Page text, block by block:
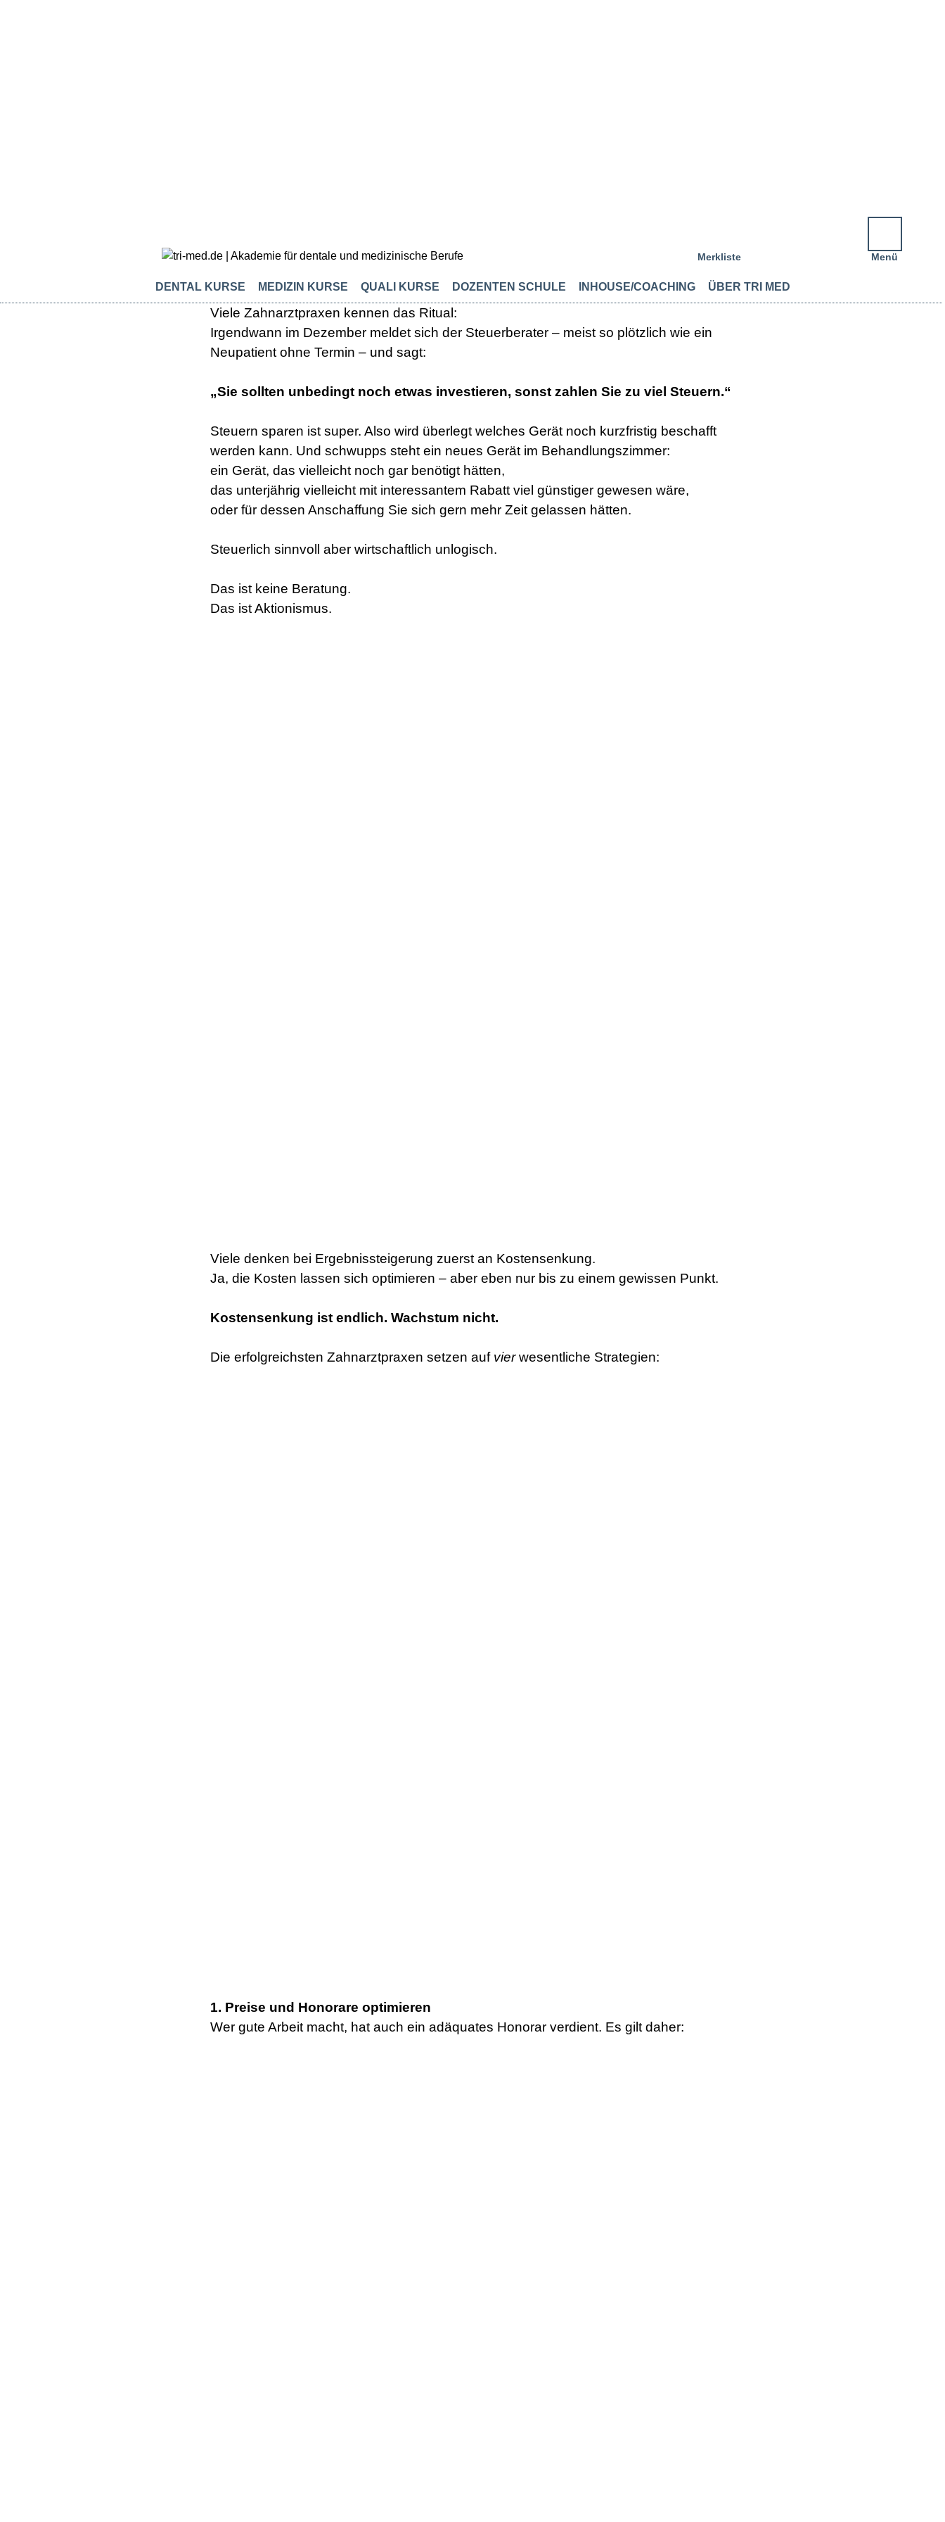
Merkliste Menü
DENTAL KURSE MEDIZIN KURSE QUALI KURSE DOZENTEN SCHULE INHOUSE/COACHING ÜBER TRI MED
DEINE MERKLISTE
Viele Zahnarztpraxen kennen das Ritual:
Irgendwann im Dezember meldet sich der Steuerberater – meist so plötzlich wie ein
Neupatient ohne Termin – und sagt:
„Sie sollten unbedingt noch etwas investieren, sonst zahlen Sie zu viel Steuern.“
Steuern sparen ist super. Also wird überlegt welches Gerät noch kurzfristig beschafft
werden kann. Und schwupps steht ein neues Gerät im Behandlungszimmer:
ein Gerät, das vielleicht noch gar benötigt hätten,
das unterjährig vielleicht mit interessantem Rabatt viel günstiger gewesen wäre,
oder für dessen Anschaffung Sie sich gern mehr Zeit gelassen hätten.
Steuerlich sinnvoll aber wirtschaftlich unlogisch.
Das ist keine Beratung.
Das ist Aktionismus.
Viele denken bei Ergebnissteigerung zuerst an Kostensenkung.
Ja, die Kosten lassen sich optimieren – aber eben nur bis zu einem gewissen Punkt.
Kostensenkung ist endlich. Wachstum nicht.
Die erfolgreichsten Zahnarztpraxen setzen auf vierwesentliche Strategien:
1. Preise und Honorare optimieren
Wer gute Arbeit macht, hat auch ein adäquates Honorar verdient. Es gilt daher: